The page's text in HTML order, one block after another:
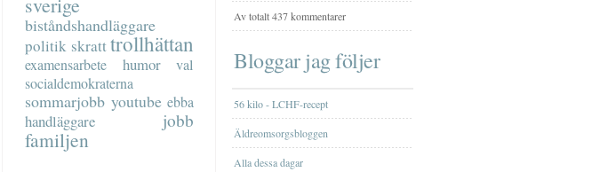
biståndshandläggare
politik skratttrollhättan
examensarbete humor val
socialdemokraterna
sommarjobb youtube ebba
handläggare jobb
familjen
Av totalt 437 kommentarer
Bloggar jag följer
56 kilo - LCHF-recept
Äldreomsorgsbloggen
Alla dessa dagar